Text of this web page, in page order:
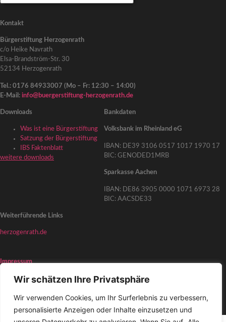
Wir schätzen Ihre Privatsphäre
Wir verwenden Cookies, um Ihr Surferlebnis zu verbessern,
personalisierte Anzeigen oder Inhalte einzusetzen und
Kontakt
Bürgerstiftung Herzogenrath
c/o Heike Navrath
Elsa-Brandström-Str. 30
52134 Herzogenrath
Tel.: 0176 84933007 (Mo – Fr: 12:30 – 14:00)
E-Mail: info@buergerstiftung-herzogenrath.de
Downloads
Was ist eine Bürgerstiftung
Satzung der Bürgerstiftung
IBS Faktenblatt
weitere downloads
Bankdaten
Volksbank im Rheinland eG
IBAN: DE39 3106 0517 1017 1970 17
BIC: GENODED1MRB
Sparkasse Aachen
IBAN: DE86 3905 0000 1071 6973 28
BIC: AACSDE33
Weiterführende Links
herzogenrath.de
Impressum
Haftungsausschluss
© 2026 Bürgerstiftung Herzogenrath